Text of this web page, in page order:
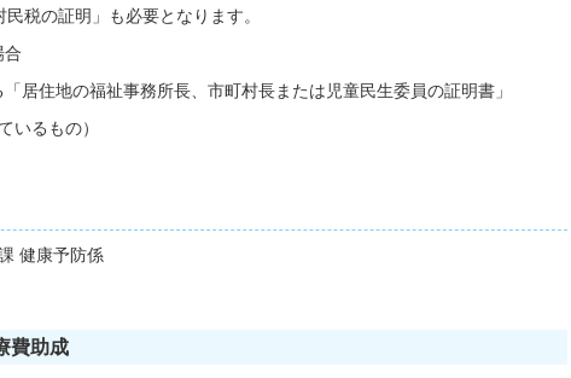
の証明」も必要となります。
合
住地の福祉事務所長、市町村長または児童民生委員の証明書」
いるもの）
健康予防係
費助成